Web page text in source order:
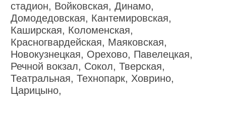
стадион, Войковская, Динамо,
Домодедовская, Кантемировская,
Каширская, Коломенская,
Красногвардейская, Маяковская,
Новокузнецкая, Орехово, Павелецкая,
Речной вокзал, Сокол, Тверская,
Театральная, Технопарк, Ховрино,
Царицыно,